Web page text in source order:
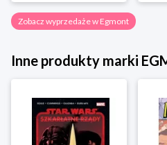
Zobacz wyprzedaże w Egmont
Inne produkty marki